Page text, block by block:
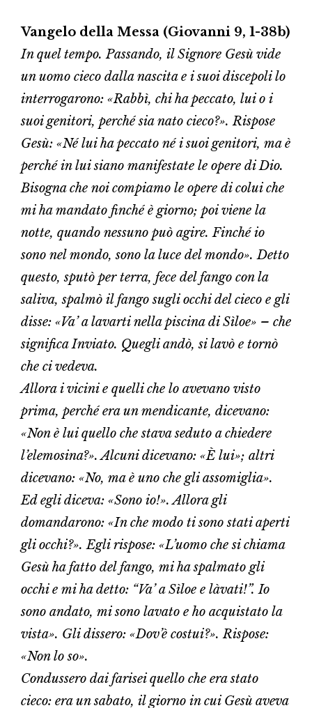
Vangelo della Messa (Giovanni 9, 1-38b)
In quel tempo. Passando, il Signore Gesù vide
un uomo cieco dalla nascita e i suoi discepoli lo
interrogarono: «Rabbì, chi ha peccato, lui o i
suoi genitori, perché sia nato cieco?». Rispose
Gesù: «Né lui ha peccato né i suoi genitori, ma è
perché in lui siano manifestate le opere di Dio.
Bisogna che noi compiamo le opere di colui che
mi ha mandato finché è giorno; poi viene la
notte, quando nessuno può agire. Finché io
sono nel mondo, sono la luce del mondo». Detto
questo, sputò per terra, fece del fango con la
saliva, spalmò il fango sugli occhi del cieco e gli
disse: «Va’ a lavarti nella piscina di Sìloe» – che
significa Inviato. Quegli andò, si lavò e tornò
che ci vedeva.
Allora i vicini e quelli che lo avevano visto
prima, perché era un mendicante, dicevano:
«Non è lui quello che stava seduto a chiedere
l’elemosina?». Alcuni dicevano: «È lui»; altri
dicevano: «No, ma è uno che gli assomiglia».
Ed egli diceva: «Sono io!». Allora gli
domandarono: «In che modo ti sono stati aperti
gli occhi?». Egli rispose: «L’uomo che si chiama
Gesù ha fatto del fango, mi ha spalmato gli
occhi e mi ha detto: “Va’ a Sìloe e làvati!”. Io
sono andato, mi sono lavato e ho acquistato la
vista». Gli dissero: «Dov’è costui?». Rispose:
«Non lo so».
Condussero dai farisei quello che era stato
cieco: era un sabato, il giorno in cui Gesù aveva